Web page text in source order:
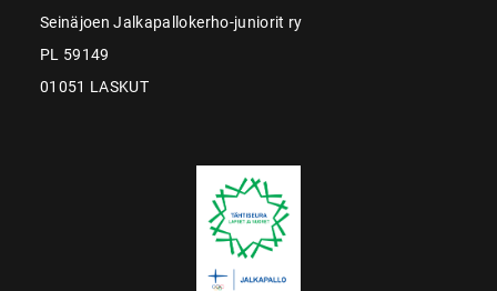
Seinäjoen Jalkapallokerho-juniorit ry
PL 59149
01051 LASKUT